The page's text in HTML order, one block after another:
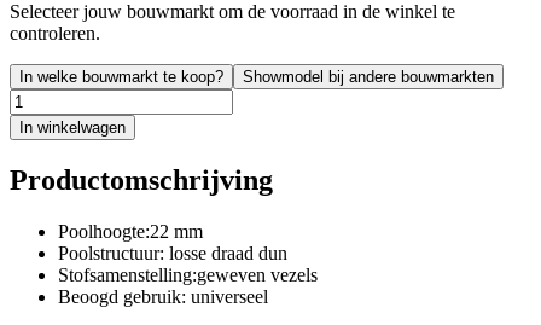
Selecteer jouw bouwmarkt om de voorraad in de winkel te
controleren.
In welke bouwmarkt te koop? Showmodel bij andere bouwmarkten
In winkelwagen
Productomschrijving
Poolhoogte:22 mm
Poolstructuur: losse draad dun
Stofsamenstelling:geweven vezels
Beoogd gebruik: universeel